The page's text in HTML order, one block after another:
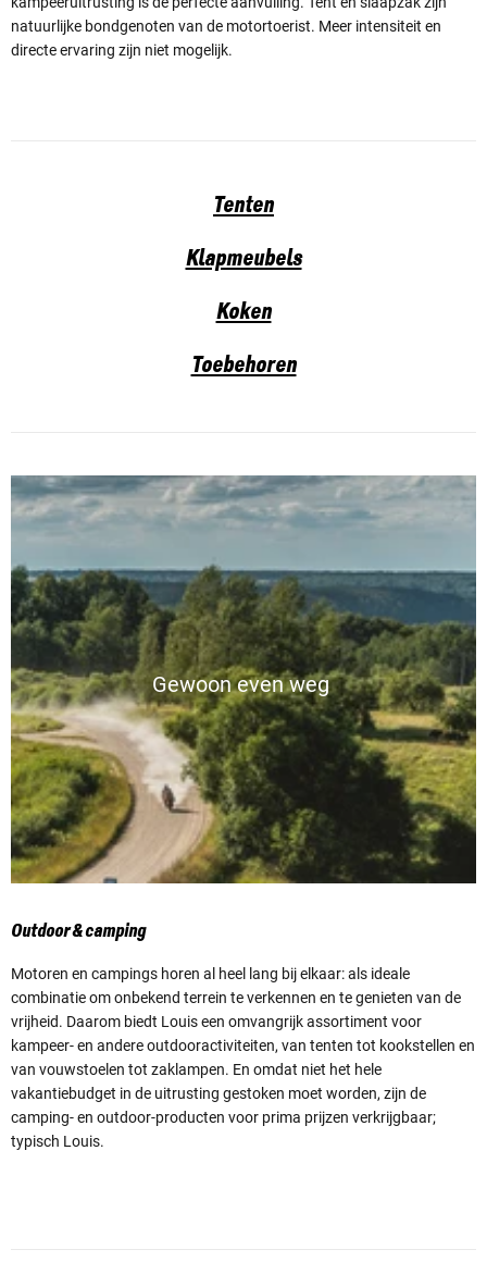
natuurlijke bondgenoten van de motortoerist. Meer intensiteit en
directe ervaring zijn niet mogelijk.
Tenten
Klapmeubels
Koken
Toebehoren
Gewoon even weg
Outdoor & camping
Motoren en campings horen al heel lang bij elkaar: als ideale
combinatie om onbekend terrein te verkennen en te genieten van de
vrijheid. Daarom biedt Louis een omvangrijk assortiment voor
kampeer- en andere outdooractiviteiten, van tenten tot kookstellen en
van vouwstoelen tot zaklampen. En omdat niet het hele
vakantiebudget in de uitrusting gestoken moet worden, zijn de
camping- en outdoor-producten voor prima prijzen verkrijgbaar;
typisch Louis.